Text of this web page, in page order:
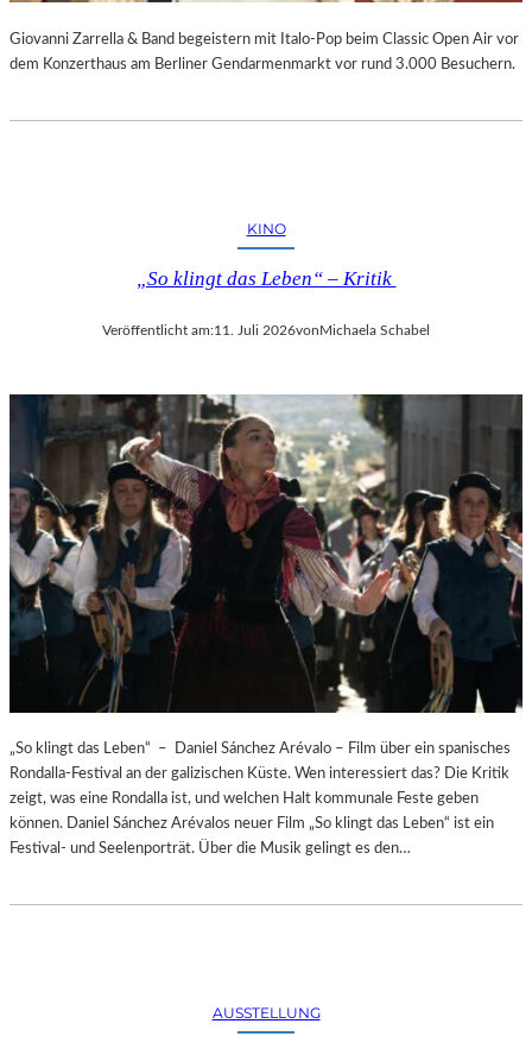
Giovanni Zarrella & Band begeistern mit Italo-Pop beim Classic Open Air vor
dem Konzerthaus am Berliner Gendarmenmarkt vor rund 3.000 Besuchern.
KINO
„So klingt das Leben“ – Kritik
Veröffentlicht am:11. Juli 2026vonMichaela Schabel
„So klingt das Leben“ – Daniel Sánchez Arévalo – Film über ein spanisches
Rondalla-Festival an der galizischen Küste. Wen interessiert das? Die Kritik
zeigt, was eine Rondalla ist, und welchen Halt kommunale Feste geben
können. Daniel Sánchez Arévalos neuer Film „So klingt das Leben“ ist ein
Festival- und Seelenporträt. Über die Musik gelingt es den…
AUSSTELLUNG